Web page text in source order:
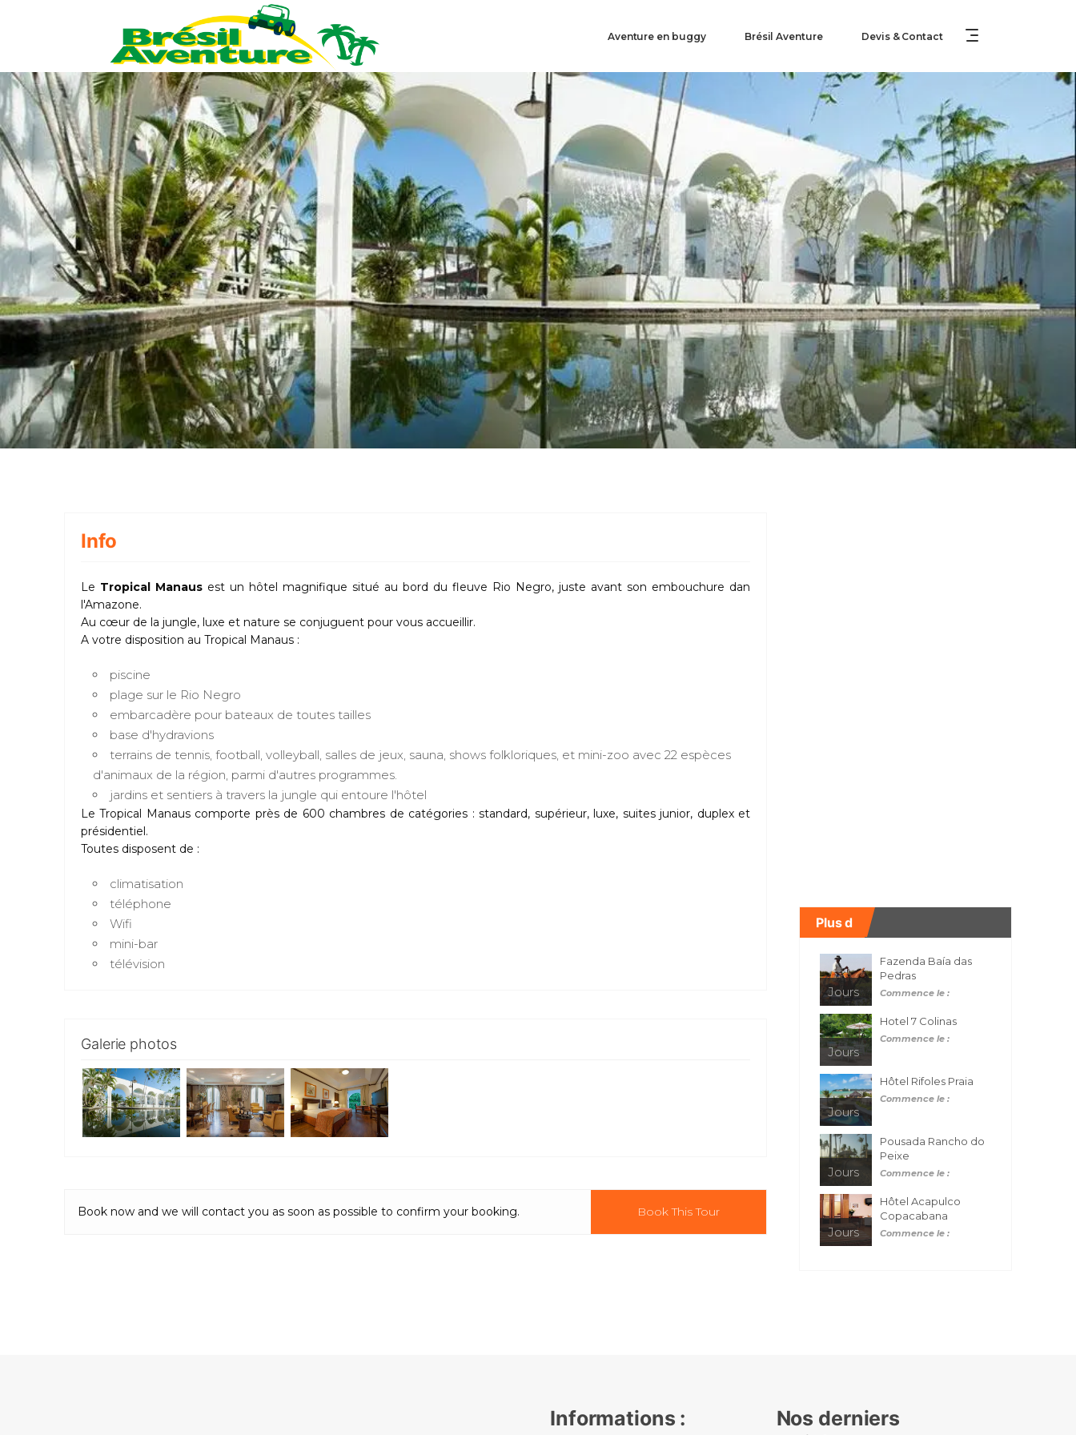
Aventure en buggy Brésil Aventure Devis & Contact
Info
Le Tropical Manaus est un hôtel magnifique situé au bord du fleuve Rio Negro, juste avant son embouchure dan
l'Amazone.
Au cœur de la jungle, luxe et nature se conjuguent pour vous accueillir.
A votre disposition au Tropical Manaus :
piscine
plage sur le Rio Negro
embarcadère pour bateaux de toutes tailles
base d'hydravions
terrains de tennis, football, volleyball, salles de jeux, sauna, shows folkloriques, et mini-zoo avec 22 espèces
d'animaux de la région, parmi d'autres programmes.
jardins et sentiers à travers la jungle qui entoure l'hôtel
Le Tropical Manaus comporte près de 600 chambres de catégories : standard, supérieur, luxe, suites junior, duplex et
présidentiel.
Toutes disposent de :
climatisation
téléphone
Wifi
mini-bar
télévision
Galerie photos
Book now and we will contact you as soon as possible to confirm your booking. Book This Tour
Plus d
Jours
Fazenda Baía das
Pedras
Commence le :
Jours
Hotel 7 Colinas
Commence le :
Jours
Hôtel Rifoles Praia
Commence le :
Jours
Pousada Rancho do
Peixe
Commence le :
Jours
Hôtel Acapulco
Copacabana
Commence le :
Informations :
Nos derniers